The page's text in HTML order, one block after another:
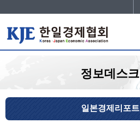
정보데스크
일본경제리포트